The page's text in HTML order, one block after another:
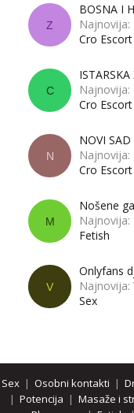
Z
BOSNA I
Najnovija:
Cro
C
Najnovija:
Cro
N
NOVI
Cro
M
Nošene
Fetish
V
Onlyfans
Najnovija:
Sex
Sex| Osobni kontakti |
| Potencija | Masaže i